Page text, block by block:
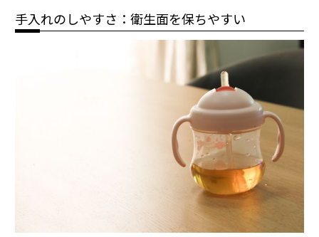
手入れのしやすさ：衛生面を保ちやすい